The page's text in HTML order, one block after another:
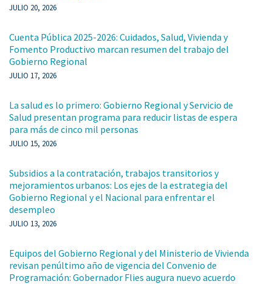
JULIO 20, 2026
Cuenta Pública 2025-2026: Cuidados, Salud, Vivienda y
Fomento Productivo marcan resumen del trabajo del
Gobierno Regional
JULIO 17, 2026
La salud es lo primero: Gobierno Regional y Servicio de
Salud presentan programa para reducir listas de espera
para más de cinco mil personas
JULIO 15, 2026
Subsidios a la contratación, trabajos transitorios y
mejoramientos urbanos: Los ejes de la estrategia del
Gobierno Regional y el Nacional para enfrentar el
desempleo
JULIO 13, 2026
Equipos del Gobierno Regional y del Ministerio de Vivienda
revisan penúltimo año de vigencia del Convenio de
Programación: Gobernador Flies augura nuevo acuerdo